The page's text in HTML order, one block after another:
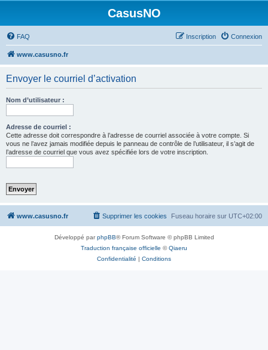
CasusNO
FAQ Connexion
Inscription
www.casusno.fr
Envoyer le courriel d’activation
Nom d’utilisateur :
Adresse de courriel :
Cette adresse doit correspondre à l’adresse de courriel associée à votre compte. Si
vous ne l’avez jamais modifiée depuis le panneau de contrôle de l’utilisateur, il s’agit de
l’adresse de courriel que vous avez spécifiée lors de votre inscription.
www.casusno.fr Fuseau horaire sur UTC+02:00
Supprimer les cookies
Développé parphpBB® Forum Software © phpBB Limited
Traduction française officielle ©Qiaeru
Confidentialité | Conditions